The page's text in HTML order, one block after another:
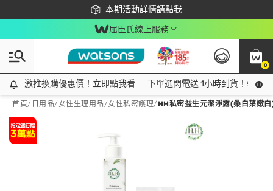
本期活動詳情請點我
下載app最高回饋$350
屈臣氏線上服務
0
激推換購優惠價！立即點我看
激推換購優惠價！立即點我看 下單選閃電送 1小時到貨！領神
首頁/ 日用品/女性生理用品/女性私密護理/HH私密益生元潔淨露(桑白葉嫩